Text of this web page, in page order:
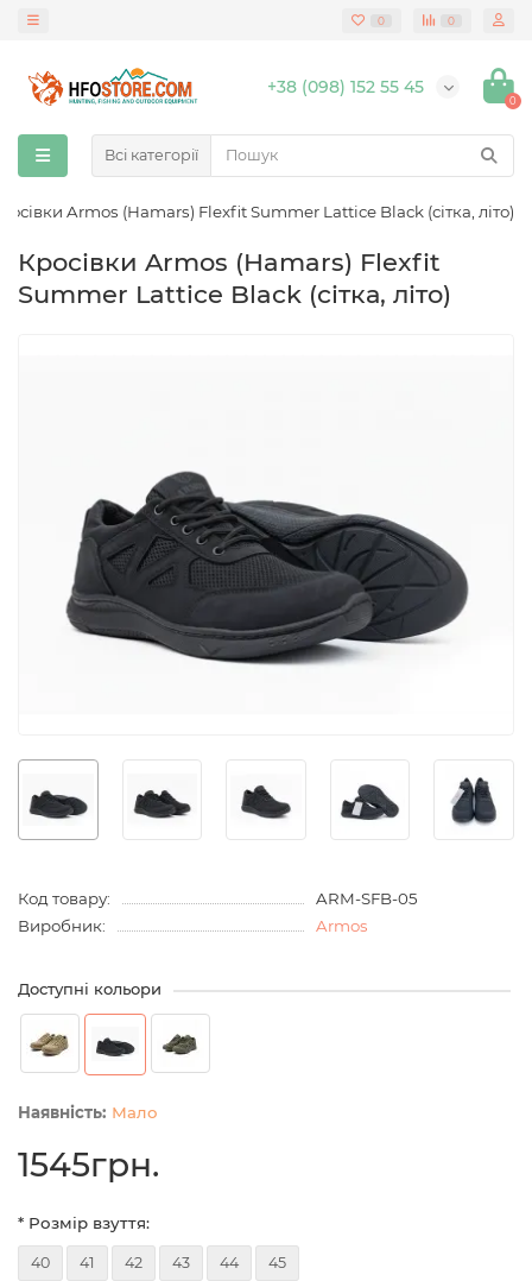
0 0
+38 (098) 152 55 45
0
Всі категорії
Armos (Hamars) Flexfit Summer Lattice Black (сітка, літо)
Кросівки Armos (Hamars) Flexfit
Summer Lattice Black (сітка, літо)
Код товару:
ARM-SFB-05
Виробник:
Armos
Доступні кольори
Мало
1545грн.
* Розмір взуття:
40 41 42 43 44 45